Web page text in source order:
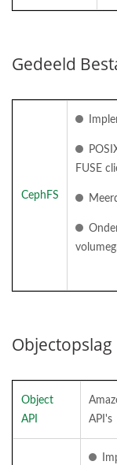
Gedeeld
CephFS
FUSE
Objectopslag
Object
API
API's